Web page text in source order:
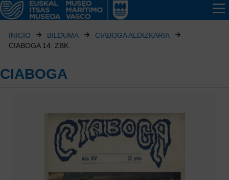
INICIO BILDUMA
CIABOGA ALDIZKARIA
CIABOGA 14. ZBK.
CIABOGA